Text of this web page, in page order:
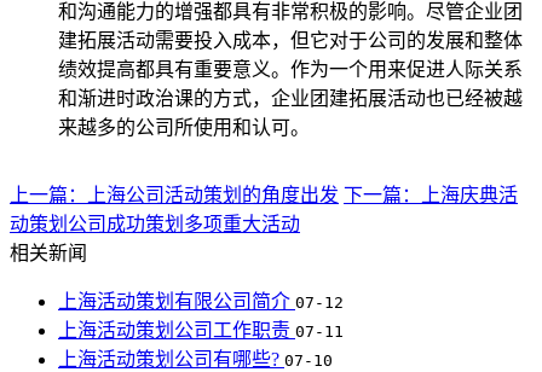
和沟通能力的增强都具有非常积极的影响。尽管企业团
建拓展活动需要投入成本，但它对于公司的发展和整体
绩效提高都具有重要意义。作为一个用来促进人际关系
和渐进时政治课的方式，企业团建拓展活动也已经被越
来越多的公司所使用和认可。
上一篇：上海公司活动策划的角度出发
下一篇：上海庆典活
动策划公司成功策划多项重大活动
相关新闻
上海活动策划有限公司简介 07-12
上海活动策划公司工作职责 07-11
上海活动策划公司有哪些? 07-10